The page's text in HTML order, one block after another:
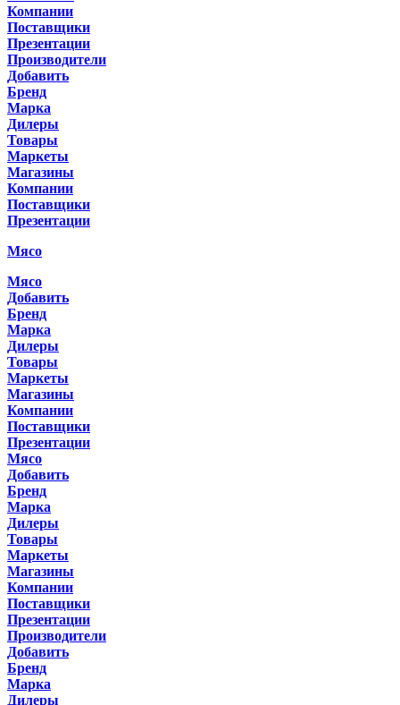
Компании
Поставщики
Презентации
Производители
Добавить
Бренд
Марка
Дилеры
Товары
Маркеты
Магазины
Компании
Поставщики
Презентации
Мясо
Мясо
Добавить
Бренд
Марка
Дилеры
Товары
Маркеты
Магазины
Компании
Поставщики
Презентации
Мясо
Добавить
Бренд
Марка
Дилеры
Товары
Маркеты
Магазины
Компании
Поставщики
Презентации
Производители
Добавить
Бренд
Марка
Дилеры